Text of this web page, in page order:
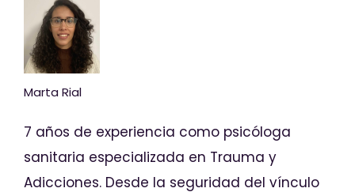
Marta Rial
7 años de experiencia como psicóloga
sanitaria especializada en Trauma y
Adicciones. Desde la seguridad del vínculo